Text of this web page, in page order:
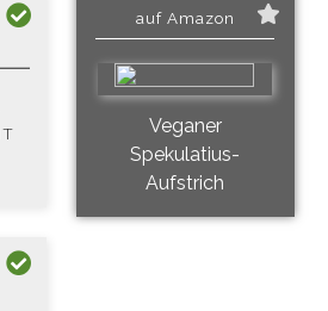
auf Amazon
Veganer
Spekulatius-
Aufstrich